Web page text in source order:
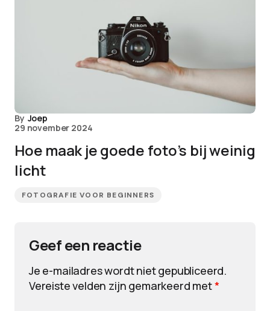
By Joep
29 november 2024
Hoe maak je goede foto’s bij weinig
licht
FOTOGRAFIE VOOR BEGINNERS
Geef een reactie
Je e-mailadres wordt niet gepubliceerd.
Vereiste velden zijn gemarkeerd met*